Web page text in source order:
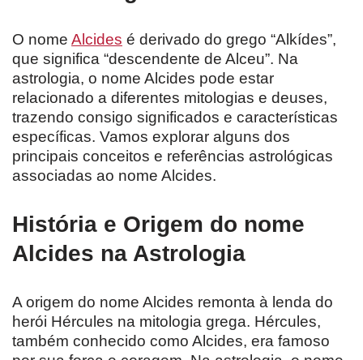
O nome Alcides é derivado do grego “Alkídes”,
que significa “descendente de Alceu”. Na
astrologia, o nome Alcides pode estar
relacionado a diferentes mitologias e deuses,
trazendo consigo significados e características
específicas. Vamos explorar alguns dos
principais conceitos e referências astrológicas
associadas ao nome Alcides.
História e Origem do nome
Alcides na Astrologia
A origem do nome Alcides remonta à lenda do
herói Hércules na mitologia grega. Hércules,
também conhecido como Alcides, era famoso